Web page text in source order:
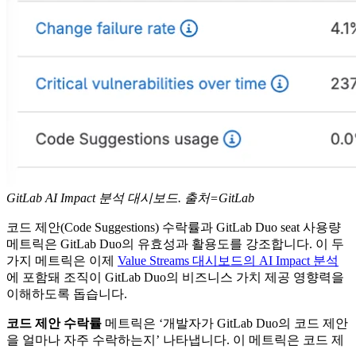
GitLab AI Impact 분석 대시보드. 출처=GitLab
코드 제안(Code Suggestions) 수락률과 GitLab Duo seat 사용량
메트릭은 GitLab Duo의 유효성과 활용도를 강조합니다. 이 두
가지 메트릭은 이제 Value Streams 대시보드의 AI Impact 분석
에 포함돼 조직이 GitLab Duo의 비즈니스 가치 제공 영향력을
이해하도록 돕습니다.
코드 제안 수락률 메트릭은 ‘개발자가 GitLab Duo의 코드 제안
을 얼마나 자주 수락하는지’ 나타냅니다. 이 메트릭은 코드 제